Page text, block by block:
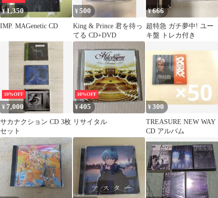
¥1,350
IMP. MAGenetic CD
¥500
King & Prince 君を待っ
てる CD+DVD
¥666
超特急 ガチ夢中! ユー
キ盤 トレカ付き
10%OFF
¥ 7,000
サカナクション CD 3枚
セット
10%OFF
¥405
リサイタル
¥300
TREASURE NEW WAY
CD アルバム